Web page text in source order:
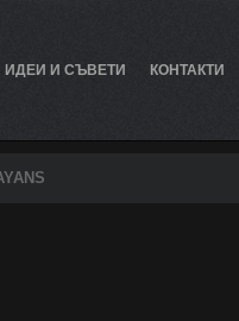
ИДЕИ И СЪВЕТИ КОНТАКТИ